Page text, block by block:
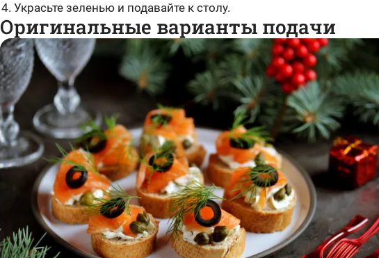
Украсьте зеленью и подавайте к столу.
Оригинальные варианты подачи